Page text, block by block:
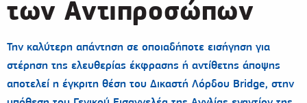
των Αντιπροσώπων
Την καλύτερη απάντηση σε οποιαδήποτε εισήγηση για
στέρηση της ελευθερίας έκφρασης ή αντίθετης άποψης
αποτελεί η έγκριτη θέση του Δικαστή Λόρδου Bridge, στην